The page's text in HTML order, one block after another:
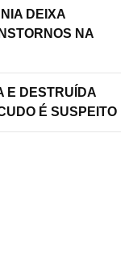
DEIXA
NA
E DESTRUÍDA
É SUSPEITO